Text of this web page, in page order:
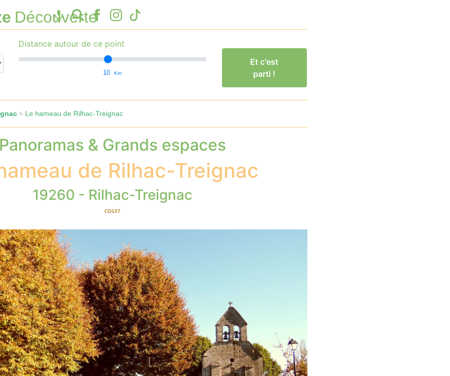
Découverte
Distance autour de ce point
10 Km
Et c'est
parti !
> Le hameau de Rilhac-Treignac
& Grands espaces
de Rilhac-Treignac
19260 - Rilhac-Treignac
CD157